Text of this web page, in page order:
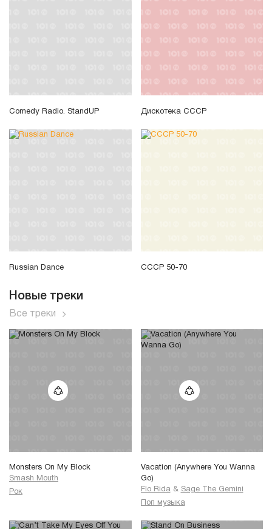
Comedy Radio. StandUP Дискотека СССР
Russian Dance СССР 50-70
Новые треки
Все треки
Monsters On My Block
Smash Mouth
Рок
Vacation (Anywhere You Wanna
Go)
Flo Rida & Sage The Gemini
Поп музыка